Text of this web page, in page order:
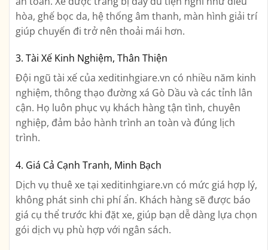
hòa, ghế bọc da, hệ thống âm thanh, màn hình giải trí
giúp chuyến đi trở nên thoải mái hơn.
3. Tài Xế Kinh Nghiệm, Thân Thiện
Đội ngũ tài xế của xeditinhgiare.vn có nhiều năm kinh
nghiệm, thông thạo đường xá Gò Dầu và các tỉnh lân
cận. Họ luôn phục vụ khách hàng tận tình, chuyên
nghiệp, đảm bảo hành trình an toàn và đúng lịch
trình.
4. Giá Cả Cạnh Tranh, Minh Bạch
Dịch vụ thuê xe tại xeditinhgiare.vn có mức giá hợp lý,
không phát sinh chi phí ẩn. Khách hàng sẽ được báo
giá cụ thể trước khi đặt xe, giúp bạn dễ dàng lựa chọn
gói dịch vụ phù hợp với ngân sách.